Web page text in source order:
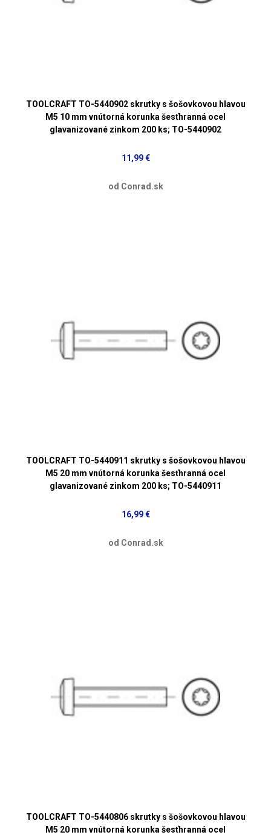
TOOLCRAFT TO-5440902 skrutky s šošovkovou hlavou
M5 10 mm vnútorná korunka šesťhranná ocel
glavanizované zinkom 200 ks; TO-5440902
11,99 €
od Conrad.sk
TOOLCRAFT TO-5440911 skrutky s šošovkovou hlavou
M5 20 mm vnútorná korunka šesťhranná ocel
glavanizované zinkom 200 ks; TO-5440911
16,99 €
od Conrad.sk
TOOLCRAFT TO-5440806 skrutky s šošovkovou hlavou
M5 20 mm vnútorná korunka šesťhranná ocel